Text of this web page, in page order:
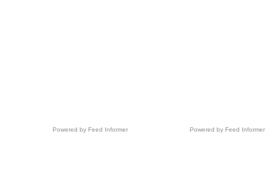
Powered by Feed Informer Powered by Feed Informer